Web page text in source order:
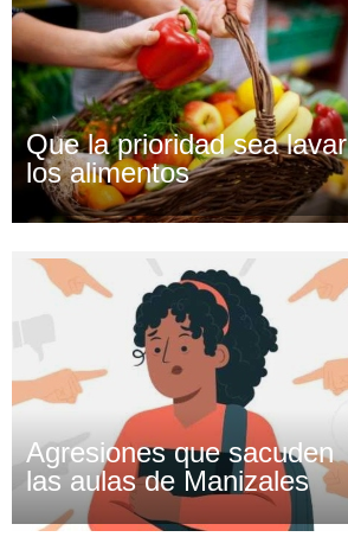
Que la prioridad sea lavar
los alimentos
Agresiones que sacuden
las aulas de Manizales